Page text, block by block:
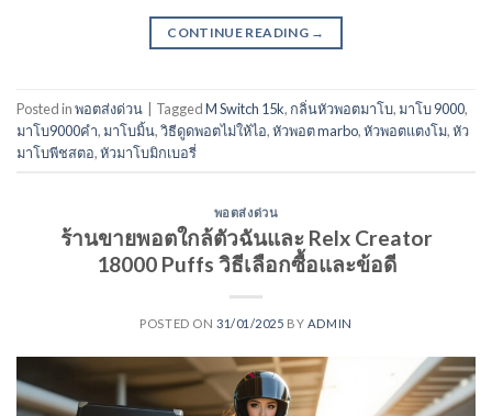
CONTINUE READING →
Posted inพอตส่งด่วน TaggedM Switch 15k, กลิ่นหัวพอตมาโบ,มาโบ 9000,
มาโบ9000คํา,มาโบมิ้น,วิธีดูดพอตไม่ให้ไอ,หัวพอต marbo,หัวพอตแตงโม,หัว
มาโบพีชสตอ,หัวมาโบมิกเบอรี่
พอตส่งด่วน
ร้านขายพอตใกล้ตัวฉันและ Relx Creator
18000 Puffs วิธีเลือกซื้อและข้อดี
POSTED ON 31/01/2025 BY ADMIN